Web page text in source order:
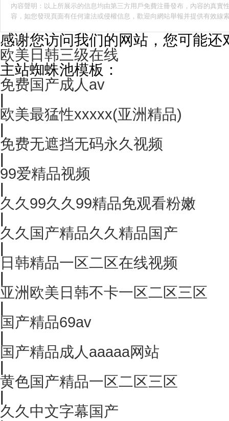
內容聲明：以上所展示的信息均由第三方用戶免費注冊發布，內容的真
容，如您發現頁面有任何違法或侵權信息，歡迎向網站舉報并提供有效線
感谢您访问我们的网站，您可能还
欧美日韩三级在线
主站蜘蛛池模板：
免费国产成人av
|
欧美最猛性xxxxx(亚洲精品)
|
免费无遮挡无码永久视频
|
99爱精品视频
|
久久99久久99精品免观看粉嫩
|
久久国产精品久久精品国产
|
日韩精品一区二区在线视频
|
亚洲欧美日韩不卡一区二区三区
|
国产精品69av
|
国产精品成人aaaaa网站
|
黄色国产精品一区二区三区
|
久久中文字幕国产